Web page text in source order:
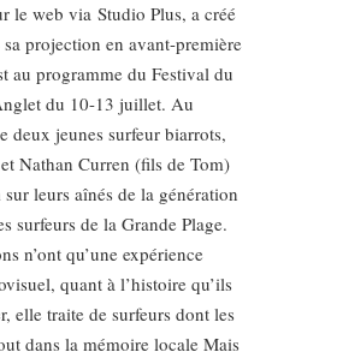
le web via Studio Plus, a créé
projection en avant-première
programme du Festival du
du 10-13 juillet. Au
deux jeunes surfeur biarrots,
Nathan Curren (fils de Tom)
leurs aînés de la génération
surfeurs de la Grande Plage.
n’ont qu’une expérience
quant à l’histoire qu’ils
elle traite de surfeurs dont les
dans la mémoire locale Mais